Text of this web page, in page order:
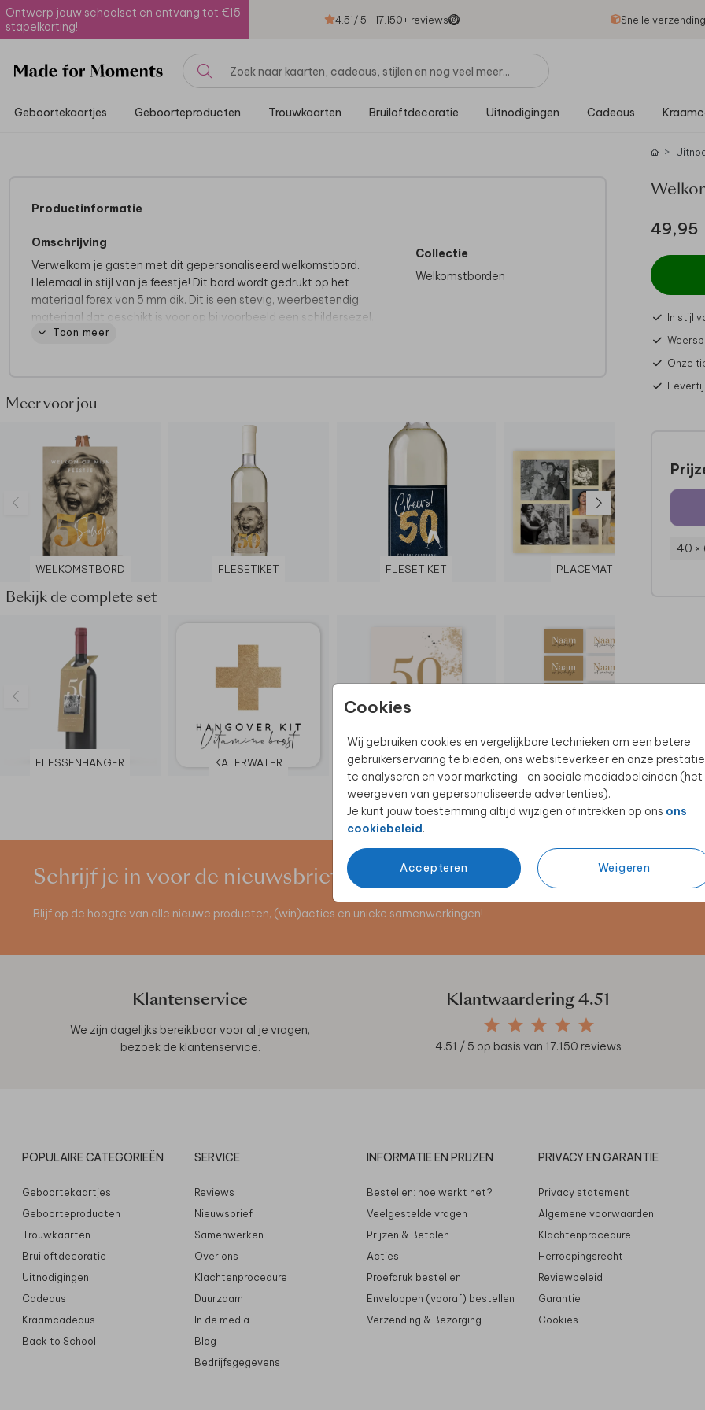
Ontwerp jouw schoolset en ontvang tot €15
stapelkorting!
4.51/ 5 -17.150+ reviews Snelle
Geboortekaartjes Geboorteproducten Trouwkaarten Bruiloftdecoratie Uitnodigingen Cadeaus
Cookies
Wij gebruiken cookies en vergelijkbare technieken om een betere
gebruikerservaring te bieden, ons websiteverkeer en onze
te analyseren en voor marketing- en sociale mediadoeleinden (het
weergeven van gepersonaliseerde advertenties).
Je kunt jouw toestemming altijd wijzigen of intrekken op ons ons
cookiebeleid.
Accepteren Weigeren
Productinformatie
Omschrijving
Verwelkom je gasten met dit gepersonaliseerd welkomstbord.
Helemaal in stijl van je feestje! Dit bord wordt gedrukt op het
materiaal forex van 5 mm dik. Dit is een stevig, weerbestendig
materiaal dat geschikt is voor op bijvoorbeeld een schildersezel.
Toon meer
Collectie
Welkomstborden
Meer voor jou
WELKOMSTBORD FLESETIKET FLESETIKET PLACEMAT
Bekijk de complete set
FLESSENHANGER KATERWATER MENUKAART NAAMKAARTJES
49,95
In stijl
Onze
40 ×
Schrijf je in voor de nieuwsbrief
Blijf op de hoogte van alle nieuwe producten, (win)acties en unieke samenwerkingen!
Klantenservice
We zijn dagelijks bereikbaar voor al je vragen,
bezoek de klantenservice.
Klantwaardering4.51
4.51 / 5 op basis van 17.150 reviews
POPULAIRE CATEGORIEËN
Geboortekaartjes
Geboorteproducten
Trouwkaarten
Bruiloftdecoratie
Uitnodigingen
Cadeaus
Kraamcadeaus
Back to School
SERVICE
Reviews
Nieuwsbrief
Samenwerken
Over ons
Klachtenprocedure
Duurzaam
In de media
Blog
Bedrijfsgegevens
INFORMATIE EN PRIJZEN
Bestellen: hoe werkt het?
Veelgestelde vragen
Prijzen & Betalen
Acties
Proefdruk bestellen
Enveloppen (vooraf) bestellen
Verzending & Bezorging
PRIVACY EN GARANTIE
Privacy statement
Algemene voorwaarden
Klachtenprocedure
Herroepingsrecht
Reviewbeleid
Garantie
Cookies